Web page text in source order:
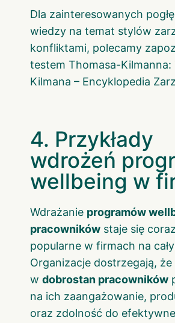
Dla zainteresowanych
wiedzy na temat stylów
konfliktami, polecamy
testem Thomasa-Kilmanna:
Kilmana – Encyklopedia
4. Przykłady
wdrożeń
wellbeing w
Wdrażanie programów
pracowników staje się
popularne w firmach na
Organizacje dostrzegają,
w dobrostan pracowników
na ich zaangażowanie,
oraz zdolność do